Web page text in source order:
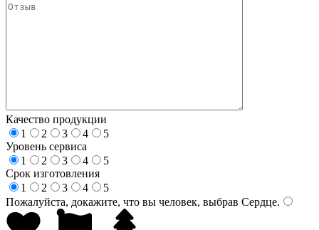
Качество продукции
1
2 3 4
5
Уровень сервиса
1
2 3 4
5
Срок изготовления
1
2 3 4
5
Пожалуйста, докажите, что вы человек, выбрав Сердце.